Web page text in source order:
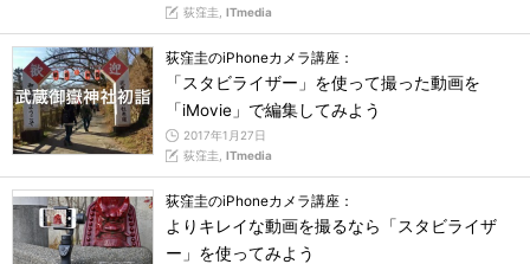
荻窪圭, ITmedia
荻窪圭のiPhoneカメラ講座：
「スタビライザー」を使って撮った動画を
「iMovie」で編集してみよう
2017年1月27日
荻窪圭, ITmedia
荻窪圭のiPhoneカメラ講座：
よりキレイな動画を撮るなら「スタビライザ
ー」を使ってみよう